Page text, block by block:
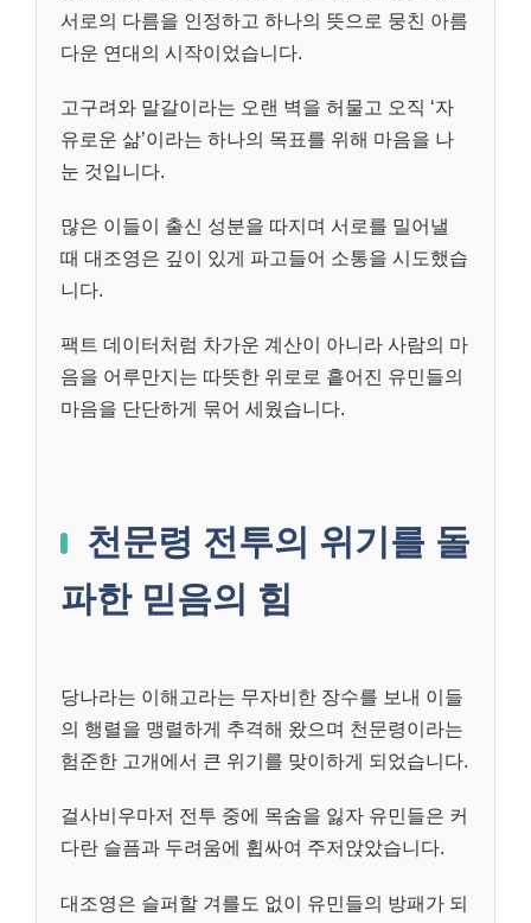
서로의 다름을 인정하고 하나의 뜻으로 뭉친 아름
다운 연대의 시작이었습니다.
고구려와 말갈이라는 오랜 벽을 허물고 오직 ‘자
유로운 삶’이라는 하나의 목표를 위해 마음을 나
눈 것입니다.
많은 이들이 출신 성분을 따지며 서로를 밀어낼
때 대조영은 깊이 있게 파고들어 소통을 시도했습
니다.
팩트 데이터처럼 차가운 계산이 아니라 사람의 마
음을 어루만지는 따뜻한 위로로 흩어진 유민들의
마음을 단단하게 묶어 세웠습니다.
천문령 전투의 위기를 돌
파한 믿음의 힘
당나라는 이해고라는 무자비한 장수를 보내 이들
의 행렬을 맹렬하게 추격해 왔으며 천문령이라는
험준한 고개에서 큰 위기를 맞이하게 되었습니다.
걸사비우마저 전투 중에 목숨을 잃자 유민들은 커
다란 슬픔과 두려움에 휩싸여 주저앉았습니다.
대조영은 슬퍼할 겨를도 없이 유민들의 방패가 되